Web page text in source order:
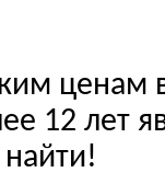
ценам
12 лет